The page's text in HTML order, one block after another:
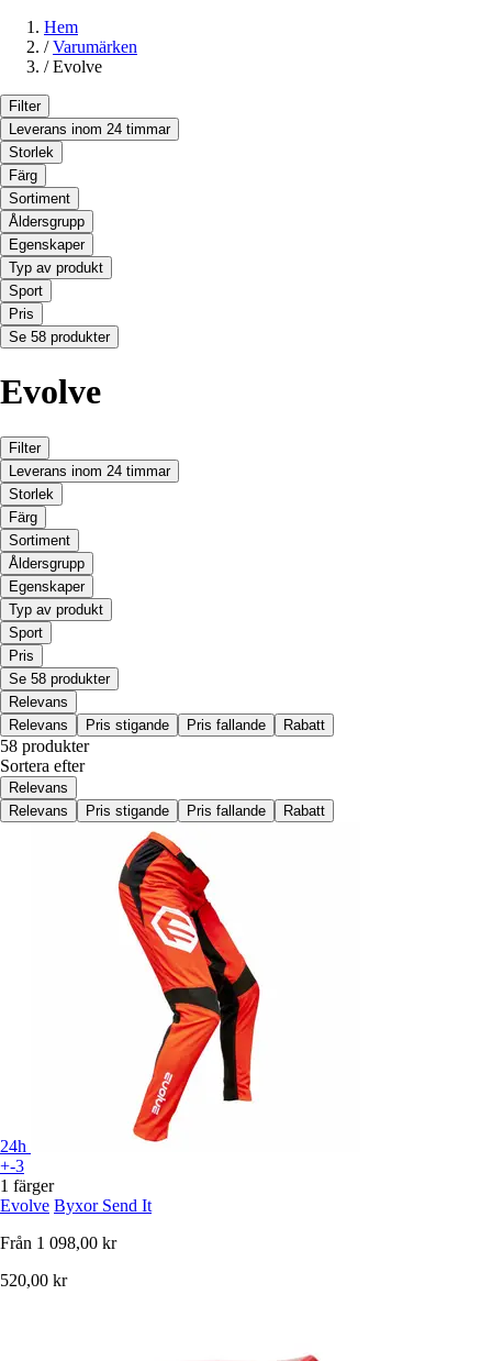
Hem
/ Varumärken
/ Evolve
Filter
Leverans inom 24 timmar
Storlek
Färg
Sortiment
Åldersgrupp
Egenskaper
Typ av produkt
Sport
Pris
Se 58 produkter
Evolve
Filter
Leverans inom 24 timmar
Storlek
Färg
Sortiment
Åldersgrupp
Egenskaper
Typ av produkt
Sport
Pris
Se 58 produkter
Relevans
Relevans
Pris stigande Pris fallande Rabatt
58 produkter
Sortera efter
Relevans
Relevans
Pris stigande Pris fallande Rabatt
24h
+-3
1 färger
Evolve Byxor Send It
Från 1 098,00 kr
520,00 kr